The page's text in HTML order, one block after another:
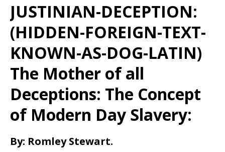
JUSTINIAN-DECEPTION:
(HIDDEN-FOREIGN-TEXT-
KNOWN-AS-DOG-LATIN)
The Mother of all
Deceptions: The Concept
of Modern Day Slavery:
By: Romley Stewart.